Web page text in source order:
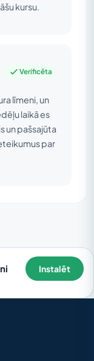
kursu.
Verificēta
līmeni, un
laikā es
un pašsajūta
par
Instalēt